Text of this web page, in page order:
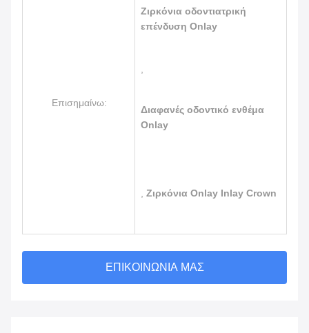
Επισημαίνω:
Ζιρκόνια οδοντιατρική
επένδυση Onlay
Διαφανές οδοντικό ενθέμα
Onlay
Ζιρκόνια Onlay Inlay Crown
ΕΠΙΚΟΙΝΩΝΊΑ ΜΑΣ